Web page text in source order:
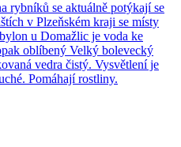
rybníků se aktuálně potýkají se
v Plzeňském kraji se místy
u Domažlic je voda ke
oblíbený Velký bolevecký
vedra čistý. Vysvětlení je
Pomáhají rostliny.